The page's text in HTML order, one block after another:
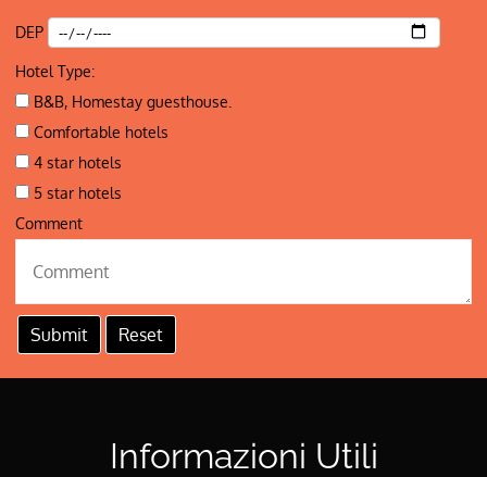
DEP
Hotel Type:
B&B, Homestay guesthouse.
Comfortable hotels
4 star hotels
5 star hotels
Comment
Informazioni Utili